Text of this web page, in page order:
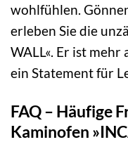
wohlfühlen.
erleben Sie die
WALL«. Er ist
ein Statement für
FAQ – Häufige
Kaminofen